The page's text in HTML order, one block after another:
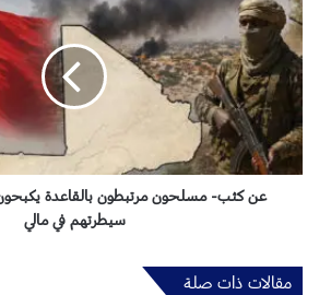
م
ن
ك
ث
ب
-
م
س
ل
م
عن كثب- مسلحون مرتبطون بالقاعدة
سيطرتهم في مالي
مقالات ذات صلة